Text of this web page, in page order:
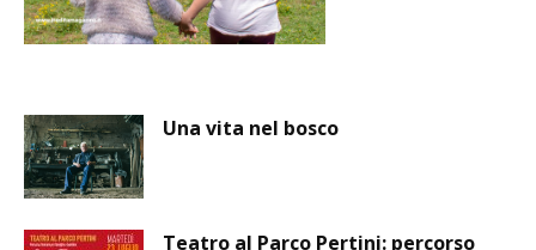
Una vita nel bosco
Teatro al Parco Pertini: percorso